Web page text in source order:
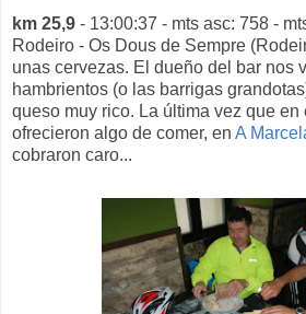
km 25,9 - 13:00:37 - mts asc: 758 -
Rodeiro - Os Dous de Sempre
unas cervezas. El dueño del bar nos
hambrientos (o las barrigas
queso muy rico. La última vez que en
ofrecieron algo de comer, en A
cobraron caro...